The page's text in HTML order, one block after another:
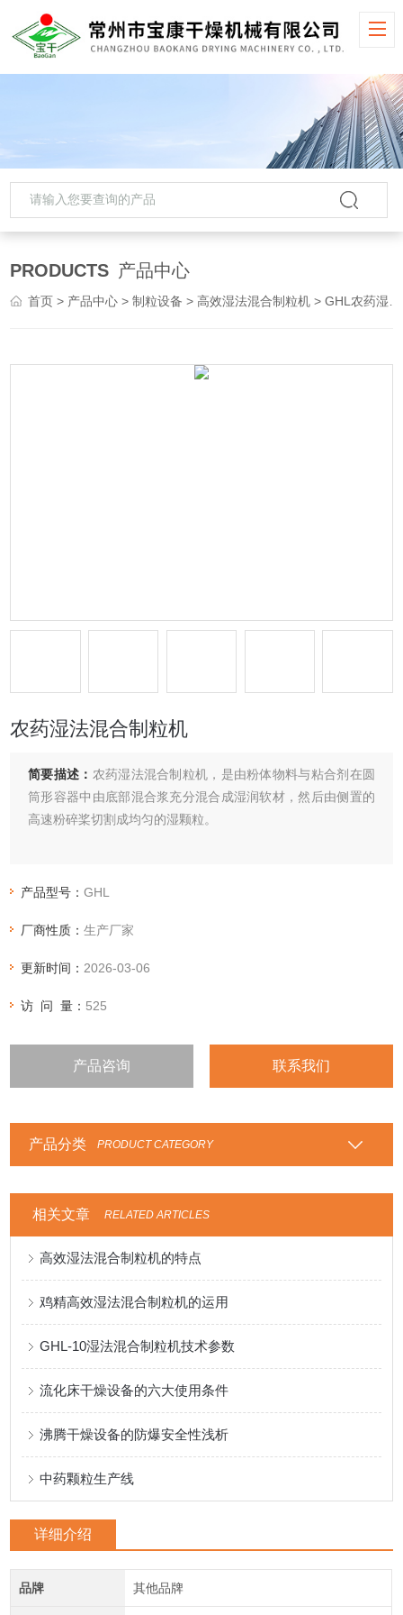
PRODUCTS 产品中心
首页 > 产品中心 >制粒设备 >高效湿法混合制粒机 > GHL农药湿法混合制粒机
农药湿法混合制粒机
简要描述： 农药湿法混合制粒机，是由粉体物料与粘合剂在圆
筒形容器中由底部混合浆充分混合成湿润软材，然后由侧置的
高速粉碎桨切割成均匀的湿颗粒。
产品型号：GHL
厂商性质：生产厂家
更新时间： 2026-03-06
访 问 量： 525
产品咨询 联系我们
产品分类 PRODUCT CATEGORY
相关文章 RELATED ARTICLES
高效湿法混合制粒机的特点
鸡精高效湿法混合制粒机的运用
GHL-10湿法混合制粒机技术参数
流化床干燥设备的六大使用条件
沸腾干燥设备的防爆安全性浅析
中药颗粒生产线
详细介绍
品牌 其他品牌